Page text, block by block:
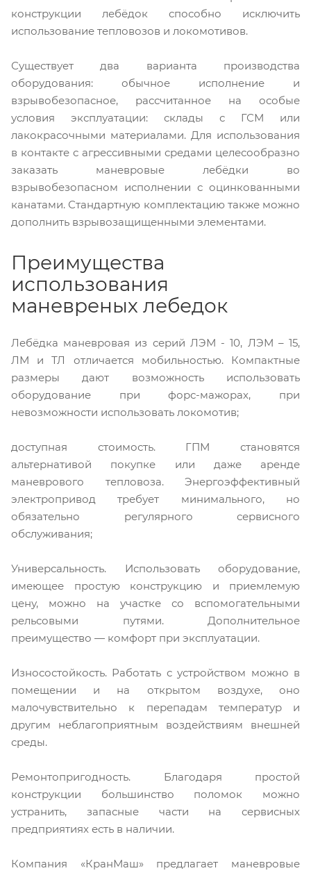
конструкции лебёдок способно исключить
использование тепловозов и локомотивов.
Существует два варианта производства
оборудования: обычное исполнение и
взрывобезопасное, рассчитанное на особые
условия эксплуатации: склады с ГСМ или
лакокрасочными материалами. Для использования
в контакте с агрессивными средами целесообразно
заказать маневровые лебёдки во
взрывобезопасном исполнении с оцинкованными
канатами. Стандартную комплектацию также можно
дополнить взрывозащищенными элементами.
Преимущества
использования
маневреных лебедок
Лебёдка маневровая из серий ЛЭМ - 10, ЛЭМ – 15,
ЛМ и ТЛ отличается мобильностью. Компактные
размеры дают возможность использовать
оборудование при форс-мажорах, при
невозможности использовать локомотив;
доступная стоимость. ГПМ становятся
альтернативой покупке или даже аренде
маневрового тепловоза. Энергоэффективный
электропривод требует минимального, но
обязательно регулярного сервисного
обслуживания;
Универсальность. Использовать оборудование,
имеющее простую конструкцию и приемлемую
цену, можно на участке со вспомогательными
рельсовыми путями. Дополнительное
преимущество — комфорт при эксплуатации.
Износостойкость. Работать с устройством можно в
помещении и на открытом воздухе, оно
малочувствительно к перепадам температур и
другим неблагоприятным воздействиям внешней
среды.
Ремонтопригодность. Благодаря простой
конструкции большинство поломок можно
устранить, запасные части на сервисных
предприятиях есть в наличии.
Компания «КранМаш» предлагает маневровые